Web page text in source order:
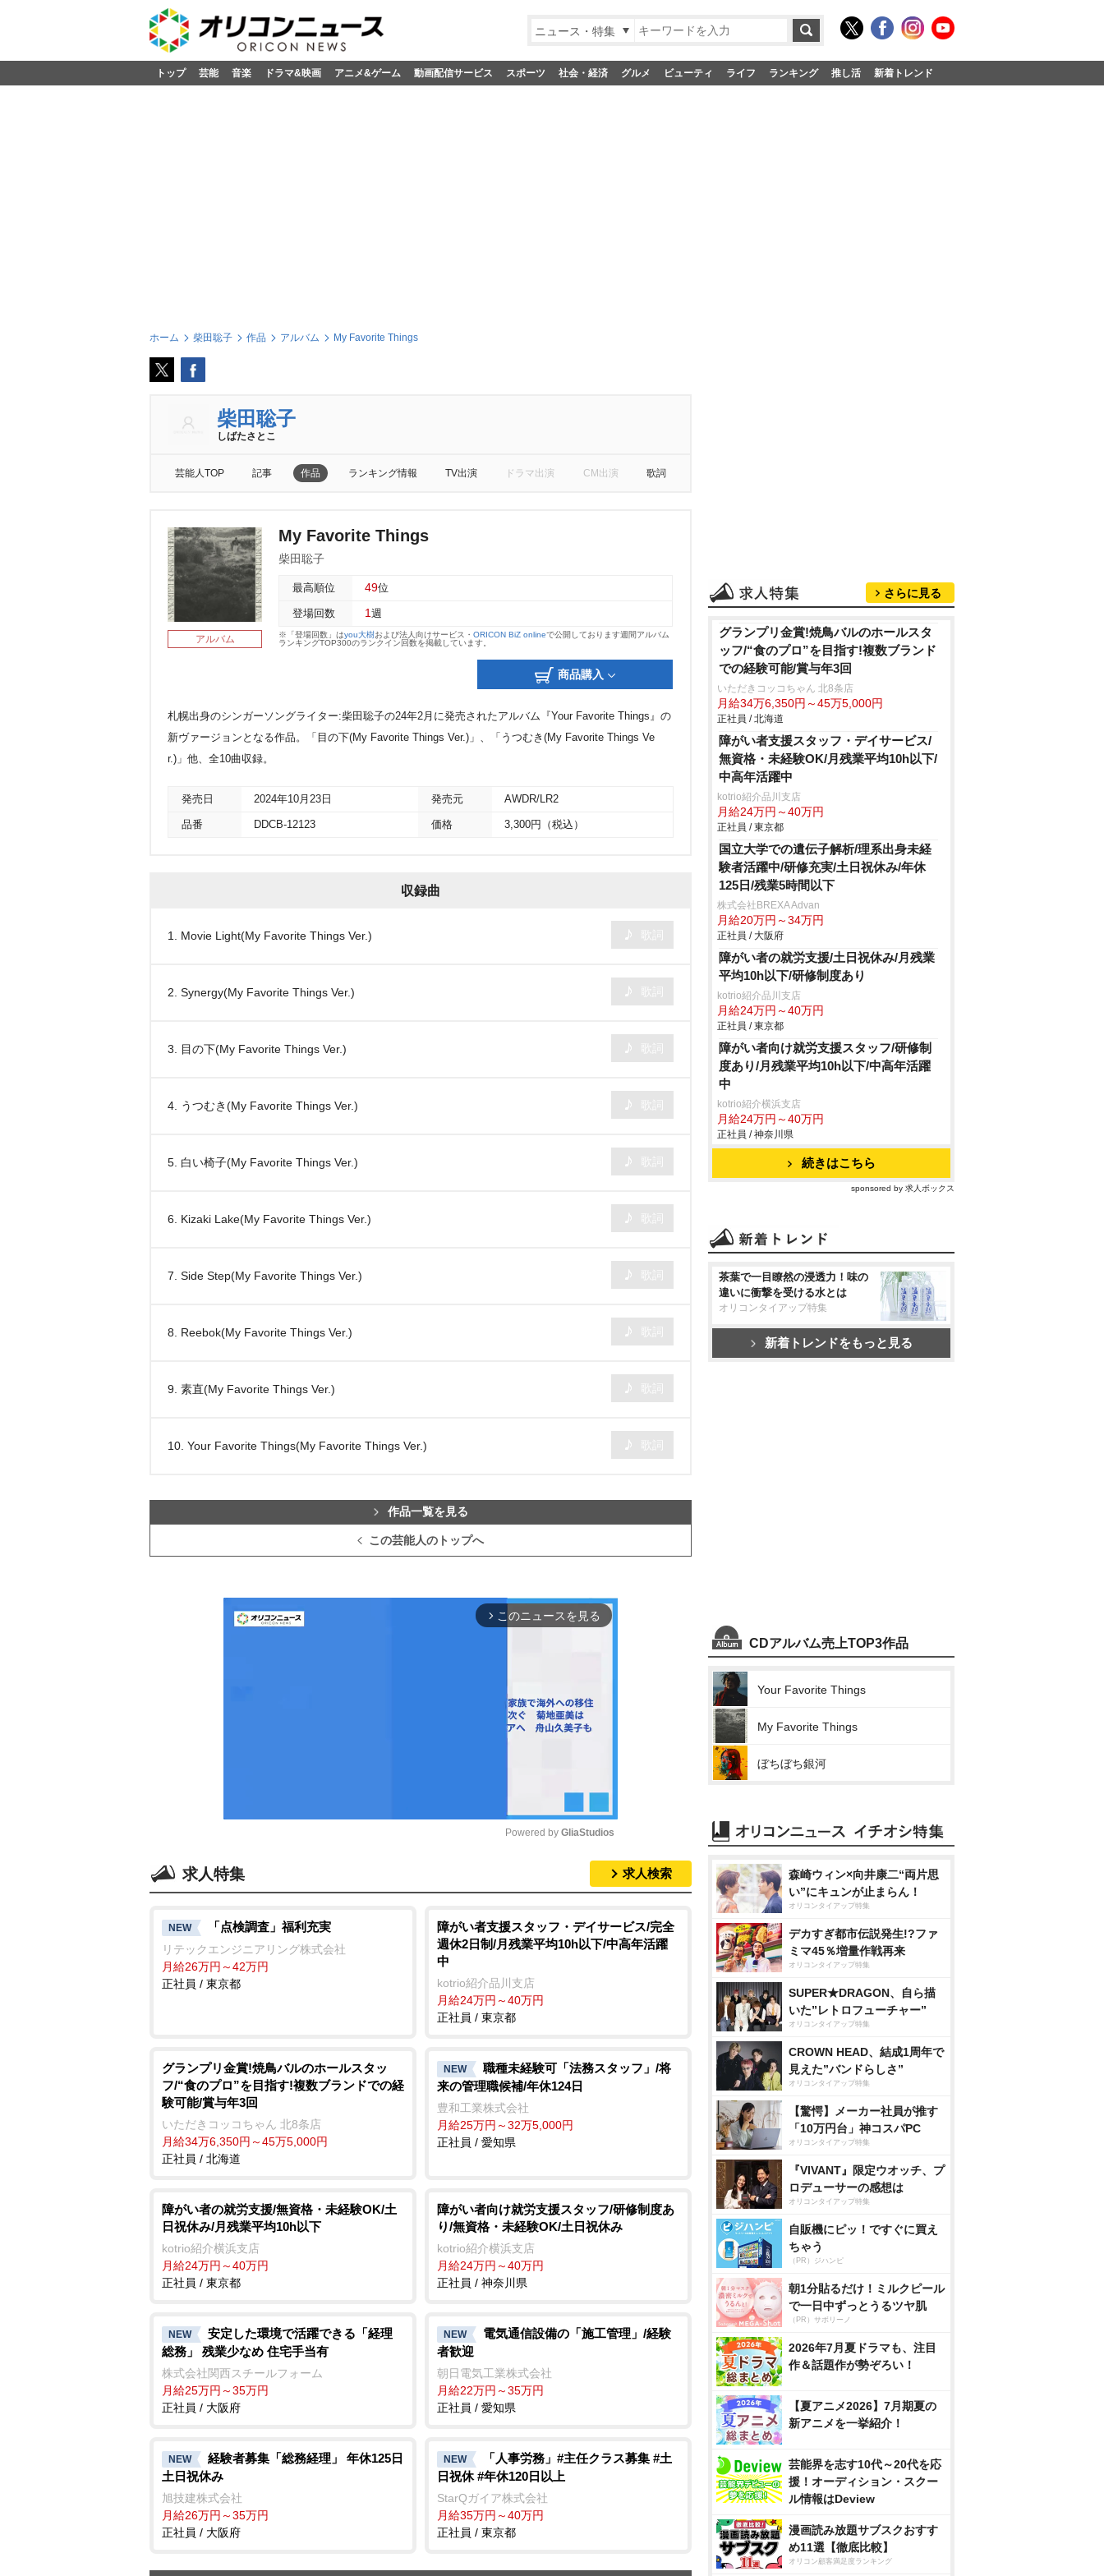
ニュース・特集
トップ 芸能 音楽 ドラマ&映画 アニメ&ゲーム 動画配信サービス スポーツ 社会・経済 グルメ ビューティ ライフ ランキング 推し活 新着トレンド
ホーム 柴田聡子 作品 アルバム My Favorite Things
柴田聡子
しばたさとこ
芸能人TOP 記事 作品 ランキング情報 TV出演 ドラマ出演 CM出演 歌詞
アルバム
My Favorite Things
柴田聡子
最高順位 49位
登場回数 1 週
※「登場回数」はyou大樹および法人向けサービス・ ORICON BiZ onlineで公開しております週間アルバム
ランキングTOP300のランクイン回数を掲載しています。
商品購入
札幌出身のシンガーソングライター:柴田聡子の24年2月に発売されたアルバム『Your Favorite Things』の
新ヴァージョンとなる作品。「目の下(My Favorite Things Ver.)」、「うつむき(My Favorite Things Ve
r.)」他、全10曲収録。
発売日 2024年10月23日 発売元 AWDR/LR2
品番 DDCB-12123 価格 3,300円（税込）
収録曲
1. Movie Light(My Favorite Things Ver.)
2. Synergy(My Favorite Things Ver.)
3. 目の下(My Favorite Things Ver.)
4. うつむき(My Favorite Things Ver.)
5. 白い椅子(My Favorite Things Ver.)
6. Kizaki Lake(My Favorite Things Ver.)
7. Side Step(My Favorite Things Ver.)
8. Reebok(My Favorite Things Ver.)
9. 素直(My Favorite Things Ver.)
10. Your Favorite Things(My Favorite Things Ver.)
作品一覧を見る
この芸能人のトップへ
arrow_forward_ios このニュースを見る
t
e
Powered by GliaStudios
求人特集 求人検索
NEW 「点検調査」福利充実
リテックエンジニアリング株式会社
月給26万円～42万円
正社員 / 東京都
障がい者支援スタッフ・デイサービス/完全
週休2日制/月残業平均10h以下/中高年活躍
中
kotrio紹介品川支店
月給24万円～40万円
正社員 / 東京都
グランプリ金賞!焼鳥バルのホールスタッ
フ/“食のプロ”を目指す!複数ブランドでの経
験可能/賞与年3回
いただきコッコちゃん 北8条店
月給34万6,350円～45万5,000円
正社員 / 北海道
NEW
職種未経験可「法務スタッフ」/将
来の管理職候補/年休124日
豊和工業株式会社
月給25万円～32万5,000円
正社員 / 愛知県
障がい者の就労支援/無資格・未経験OK/土
日祝休み/月残業平均10h以下
kotrio紹介横浜支店
月給24万円～40万円
正社員 / 東京都
障がい者向け就労支援スタッフ/研修制度あ
り/無資格・未経験OK/土日祝休み
kotrio紹介横浜支店
月給24万円～40万円
正社員 / 神奈川県
NEW
安定した環境で活躍できる「経理
総務」 残業少なめ 住宅手当有
株式会社関西スチールフォーム
月給25万円～35万円
正社員 / 大阪府
NEW
電気通信設備の「施工管理」/経験
者歓迎
朝日電気工業株式会社
月給22万円～35万円
正社員 / 愛知県
NEW
経験者募集「総務経理」 年休125日
土日祝休み
旭技建株式会社
月給26万円～35万円
正社員 / 大阪府
NEW
「人事労務」#主任クラス募集 #土
日祝休 #年休120日以上
StarQガイア株式会社
月給35万円～40万円
正社員 / 東京都
さらに見る
グランプリ金賞!焼鳥バルのホールスタ
ッフ/“食のプロ”を目指す!複数ブランド
での経験可能/賞与年3回
いただきコッコちゃん 北8条店
月給34万6,350円～45万5,000円
正社員 / 北海道
障がい者支援スタッフ・デイサービス/
無資格・未経験OK/月残業平均10h以下/
中高年活躍中
kotrio紹介品川支店
月給24万円～40万円
正社員 / 東京都
国立大学での遺伝子解析/理系出身未経
験者活躍中/研修充実/土日祝休み/年休
125日/残業5時間以下
株式会社BREXA Advan
月給20万円～34万円
正社員 / 大阪府
障がい者の就労支援/土日祝休み/月残業
平均10h以下/研修制度あり
kotrio紹介品川支店
月給24万円～40万円
正社員 / 東京都
障がい者向け就労支援スタッフ/研修制
度あり/月残業平均10h以下/中高年活躍
中
kotrio紹介横浜支店
月給24万円～40万円
正社員 / 神奈川県
続きはこちら
sponsored by 求人ボックス
茶葉で一目瞭然の浸透力！味の
違いに衝撃を受ける水とは
オリコンタイアップ特集
新着トレンドをもっと見る
CDアルバム売上TOP3作品
Your Favorite Things
My Favorite Things
ぼちぼち銀河
森崎ウィン×向井康二“両片思
い”にキュンが止まらん！
オリコンタイアップ特集
デカすぎ都市伝説発生!?ファ
ミマ45％増量作戦再来
オリコンタイアップ特集
SUPER★DRAGON、自ら描
いた”レトロフューチャー”
オリコンタイアップ特集
CROWN HEAD、結成1周年で
見えた”バンドらしさ”
オリコンタイアップ特集
【驚愕】メーカー社員が推す
「10万円台」神コスパPC
オリコンタイアップ特集
『VIVANT』限定ウオッチ、プ
ロデューサーの感想は
オリコンタイアップ特集
自販機にピッ！ですぐに買え
ちゃう
（PR）ジハンピ
朝1分貼るだけ！ミルクピール
で一日中ずっとうるツヤ肌
（PR）サボリーノ
2026年7月夏ドラマも、注目
作＆話題作が勢ぞろい！
【夏アニメ2026】7月期夏の
新アニメを一挙紹介！
芸能界を志す10代～20代を応
援！オーディション・スクー
ル情報はDeview
漫画読み放題サブスクおすす
め11選【徹底比較】
オリコン顧客満足度ランキング